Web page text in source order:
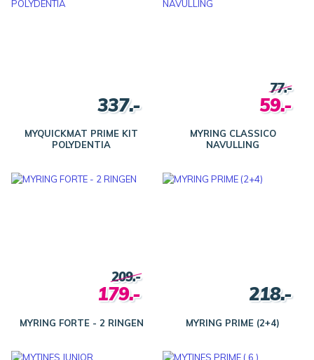
MYQUICKMAT PRIME KIT
POLYDENTIA
337.-
MYRING CLASSICO
NAVULLING
77.-
59.-
MYRING FORTE - 2 RINGEN
209.-
179.-
MYRING PRIME (2+4)
218.-